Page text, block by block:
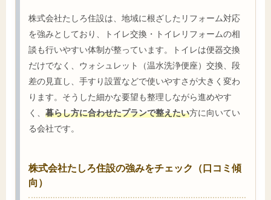
株式会社たしろ住設は、地域に根ざしたリフォーム対応
を強みとしており、トイレ交換・トイレリフォームの相
談も行いやすい体制が整っています。トイレは便器交換
だけでなく、ウォシュレット（温水洗浄便座）交換、段
差の見直し、手すり設置などで使いやすさが大きく変わ
ります。そうした細かな要望も整理しながら進めやす
く、 暮らし方に合わせたプランで整えたい方に向いてい
る会社です。
株式会社たしろ住設の強みをチェック（口コミ傾
向）